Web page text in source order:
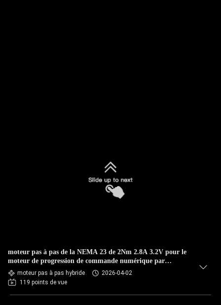
moteur pas à pas de la NEMA 23 de 2Nm 2.8A 3.2V pour le
moteur de progression de commande numérique par
ordinateur de la machine 57x57mm de commande numérique
par ordinateur
moteur pas à pas hybride
2026-04-02
119 points de vue